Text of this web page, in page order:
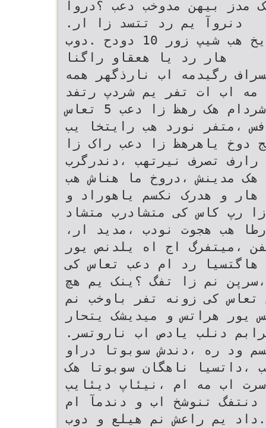
مدز بیهن مدوخب دعب ؟دروآ
.دنروآ یم رد تتسد زا ار
دعب ،مدوب هتفر دوو تسو نابایخ هب شیپ زور 10 دودح .دوب
هار رد یا هعقاو راگنا
رگیدمه اب نارذگهر همه
مه اب ات تفر یم شردپ رتفد
هب لیبموتا اب شردام هک رهظ زا دعب 5 تعاس
،متفر نورد هب رایتخا یب
دوخ یاهرهظ زا دعب راک زا
تصرف نیرتهب ،دندرگرب
هک مدینش ،دروخ ما هناش هب
و هدرک نکسم یاهوراد و
رپ کاس کی متشادرب متشاد
،میدرک لغب ار رگیدمه نایفارطا هب هجوت نودب ،مدید ار
،میتفرگ اج اه یلدنص یور
هاگتسیا رد ام دعب تعاس کی
نم زا تفگ ؟ینک یم هچ
تعاس کی زونه تفر باوخب نم
یور هراتس و میدیشک یتحار
.مه رد قرغ ام دنتفگ یم داب کرابم دنلب یادص اب ناروتسر
ود ره ،دندش سوبوتا دراو
،داتسیا ناهگان سوبوتا هک
اب مه ام ،نیئاپ دیئایب
دنتفگ تنوشخ اب و دندمآ ام
یم راعش نم هیلع و دوب